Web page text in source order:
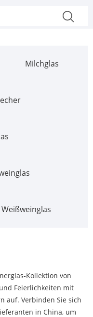
Milchglas
Weißweinglas
Kollektion von
Feierlichkeiten mit
auf. Verbinden Sie sich
in China, um